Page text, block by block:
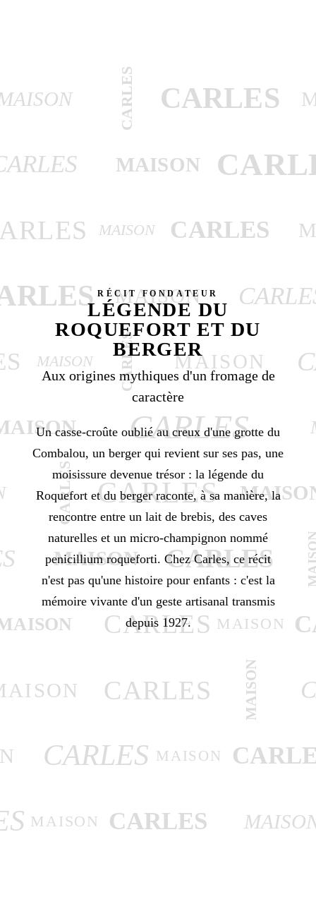
CARLES CARLES
MAISON
MAISON CARLES
MAISON
MAISON CARLES MAISON
CARLES
CARLES CARLES
MAISON CARLES
CARLES MAISON
CARLES MAISON
CARLES MAISON
MAISON CARLES
RÉCIT FONDATEUR
LÉGENDE DU
ROQUEFORT ET DU
BERGER
Aux origines mythiques d'un fromage de
caractère
Un casse-croûte oublié au creux d'une grotte du
Combalou, un berger qui revient sur ses pas, une
moisissure devenue trésor : la légende du
Roquefort et du berger raconte, à sa manière, la
rencontre entre un lait de brebis, des caves
naturelles et un micro-champignon nommé
penicillium roqueforti. Chez Carles, ce récit
n'est pas qu'une histoire pour enfants : c'est la
mémoire vivante d'un geste artisanal transmis
depuis 1927.